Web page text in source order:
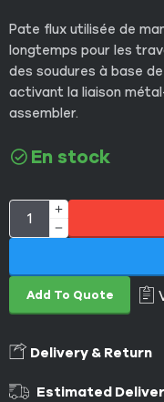
Pate flux utilisée de
longtemps pour les
des soudures à base
activant la liaison
assembler.
En stock
Add To Quote
Delivery & Return
Estimated